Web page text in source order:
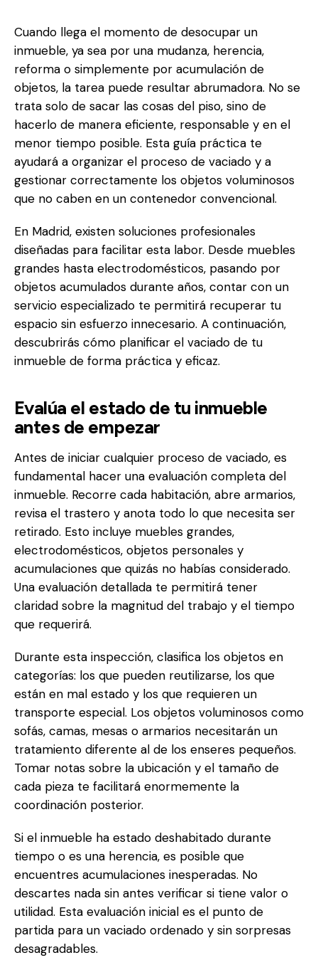
Cuando llega el momento de desocupar un
inmueble, ya sea por una mudanza, herencia,
reforma o simplemente por acumulación de
objetos, la tarea puede resultar abrumadora. No se
trata solo de sacar las cosas del piso, sino de
hacerlo de manera eficiente, responsable y en el
menor tiempo posible. Esta guía práctica te
ayudará a organizar el proceso de vaciado y a
gestionar correctamente los objetos voluminosos
que no caben en un contenedor convencional.
En Madrid, existen soluciones profesionales
diseñadas para facilitar esta labor. Desde muebles
grandes hasta electrodomésticos, pasando por
objetos acumulados durante años, contar con un
servicio especializado te permitirá recuperar tu
espacio sin esfuerzo innecesario. A continuación,
descubrirás cómo planificar el vaciado de tu
inmueble de forma práctica y eficaz.
Evalúa el estado de tu inmueble
antes de empezar
Antes de iniciar cualquier proceso de vaciado, es
fundamental hacer una evaluación completa del
inmueble. Recorre cada habitación, abre armarios,
revisa el trastero y anota todo lo que necesita ser
retirado. Esto incluye muebles grandes,
electrodomésticos, objetos personales y
acumulaciones que quizás no habías considerado.
Una evaluación detallada te permitirá tener
claridad sobre la magnitud del trabajo y el tiempo
que requerirá.
Durante esta inspección, clasifica los objetos en
categorías: los que pueden reutilizarse, los que
están en mal estado y los que requieren un
transporte especial. Los objetos voluminosos como
sofás, camas, mesas o armarios necesitarán un
tratamiento diferente al de los enseres pequeños.
Tomar notas sobre la ubicación y el tamaño de
cada pieza te facilitará enormemente la
coordinación posterior.
Si el inmueble ha estado deshabitado durante
tiempo o es una herencia, es posible que
encuentres acumulaciones inesperadas. No
descartes nada sin antes verificar si tiene valor o
utilidad. Esta evaluación inicial es el punto de
partida para un vaciado ordenado y sin sorpresas
desagradables.